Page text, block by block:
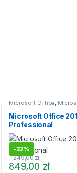
Microsoft Office,
Microsoft Office
Professional
-32%
849,00 zł
1,249,00zł